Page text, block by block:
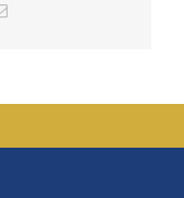
Email